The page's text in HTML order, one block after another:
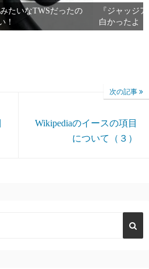
みたいなTWSだったの
！
『ジャッジ
白かったよ
次の記事
Wikipediaのイースの項目
について（３）